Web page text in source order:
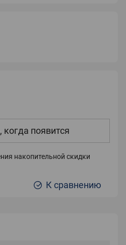
появится
накопительной скидки
К сравнению